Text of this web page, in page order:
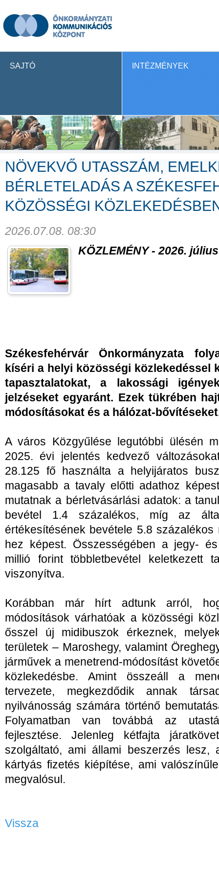
SAJTÓ INTÉZMÉNYEK
NÖVEKVŐ UTASSZÁM,
BÉRLETELADÁS A
KÖZÖSSÉGI
2026.07.08. 08:30
KÖZLEMÉNY - 2026.
Székesfehérvár Önkormányzata
kíséri a helyi közösségi közlekedéssel
tapasztalatokat, a lakossági
jelzéseket egyaránt. Ezek tükrében
módosításokat és a hálózat-
A város Közgyűlése legutóbbi ülésén
2025. évi jelentés kedvező
28.125 fő használta a helyijáratos
magasabb a tavaly előtti adathoz
mutatnak a bérletvásárlási adatok: a
bevétel 1.4 százalékos, míg az
értékesítésének bevétele 5.8
hez képest. Összességében a jegy-
millió forint többletbevétel keletkezett
viszonyítva.
Korábban már hírt adtunk arról,
módosítások várhatóak a közösségi
ősszel új midibuszok érkeznek,
területek – Maroshegy, valamint
járművek a menetrend-módosítást
közlekedésbe. Amint összeáll a
tervezete, megkezdődik annak
nyilvánosság számára történő
Folyamatban van továbbá az
fejlesztése. Jelenleg kétfajta
szolgáltató, ami állami beszerzés lesz,
kártyás fizetés kiépítése, ami
megvalósul.
Vissza